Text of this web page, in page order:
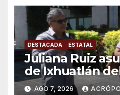
DESTACADA ESTATAL
Juliana Ruiz
de Ixhuatlán
AGO 7, 2026